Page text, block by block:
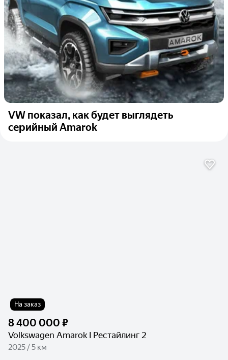
VW показал, как будет выглядеть
серийный Amarok
На заказ
8 400 000 ₽
Volkswagen Amarok I Рестайлинг 2
2025 / 5 км